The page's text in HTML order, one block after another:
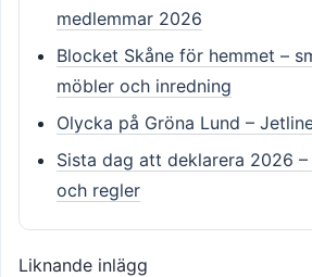
medlemmar 2026
Blocket Skåne för hemmet –
möbler och inredning
Olycka på Gröna Lund –
Sista dag att deklarera 2026
och regler
Liknande inlägg